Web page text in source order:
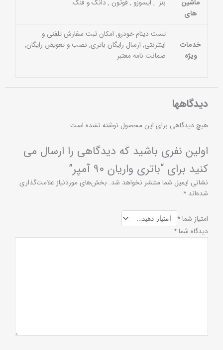
ماشین
های
بنز , ایسوزو , فوتون , دانگ و فنگ
خدمات
ویژه
تست دینام خودرو, امکان ثبت سفارش تلفنی و
اینترنتی, ارسال رایگان باتری, نصب و تعویض رایگان,
ضمانت نامه معتبر
دیدگاهها
هیچ دیدگاهی برای این محصول نوشته نشده است.
اولین نفری باشید که دیدگاهی را ارسال می
کنید برای “باتری واریان ۹۰ آمپر”
نشانی ایمیل شما منتشر نخواهد شد. بخش‌های موردنیاز علامت‌گذاری
شده‌اند *
امتیاز شما*
دیدگاه شما*